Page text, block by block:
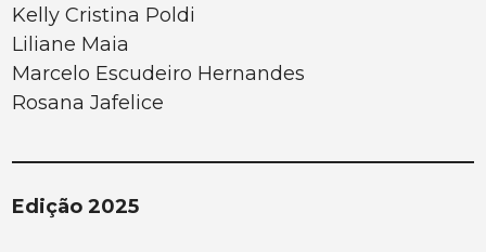
Kelly Cristina Poldi
Liliane Maia
Marcelo Escudeiro Hernandes
Rosana Jafelice
Edição 2025